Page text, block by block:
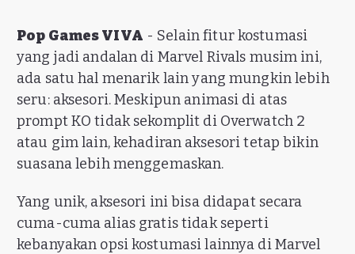
Pop Games VIVA - Selain fitur kostumasi
yang jadi andalan di Marvel Rivals musim ini,
ada satu hal menarik lain yang mungkin lebih
seru: aksesori. Meskipun animasi di atas
prompt KO tidak sekomplit di Overwatch 2
atau gim lain, kehadiran aksesori tetap bikin
suasana lebih menggemaskan.
Yang unik, aksesori ini bisa didapat secara
cuma-cuma alias gratis tidak seperti
kebanyakan opsi kostumasi lainnya di Marvel